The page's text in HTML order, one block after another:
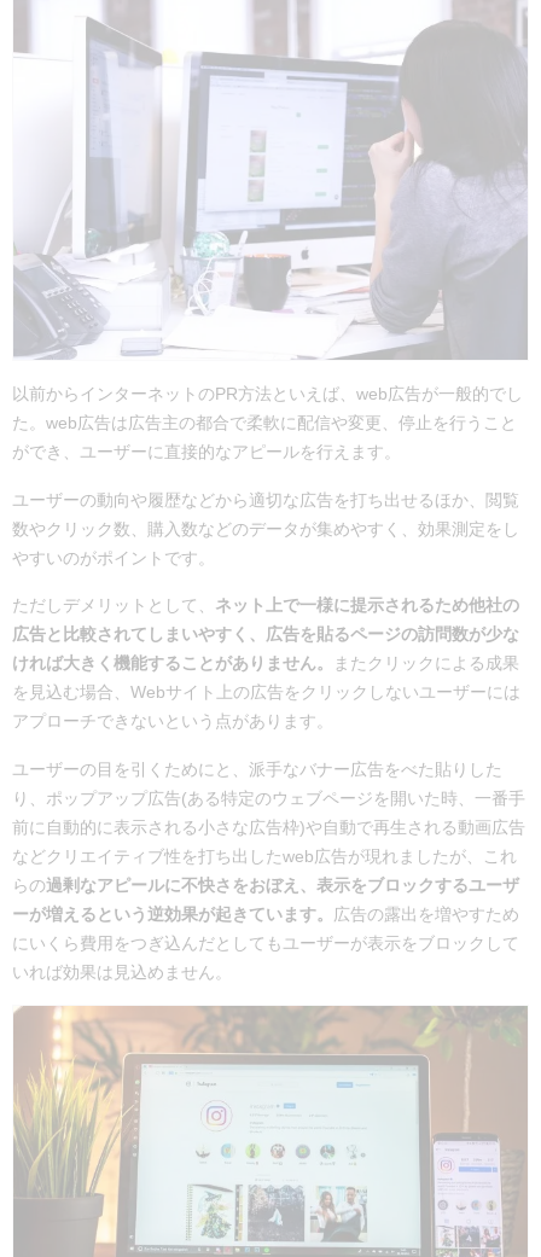
以前からインターネットのPR方法といえば、web広告が一般的でし
た。 web広告は広告主の都合で柔軟に配信や変更、停止を行うこと
ができ、ユーザーに直接的なアピールを行えます。
ユーザーの動向や履歴などから適切な広告を打ち出せるほか、閲覧
数やクリック数、購入数などのデータが集めやすく、効果測定をし
やすいのがポイントです。
ただしデメリットとして、 ネット上で一様に提示されるため他社の
広告と比較されてしまいやすく、広告を貼るページの訪問数が少な
ければ大きく機能することがありません。
またクリックによる成果
を見込む場合、 Webサイト上の広告をクリックしないユーザーには
アプローチできないという点があります。
ユーザーの目を引くためにと、派手なバナー広告をべた貼りした
り、ポップアップ広告(ある特定のウェブページを開いた時、一番手
前に自動的に表示される小さな広告枠)や自動で再生される動画広告
などクリエイティブ性を打ち出したweb広告が現れましたが、これ
らの過剰なアピールに不快さをおぼえ、表示をブロックするユーザ
ーが増えるという逆効果が起きています。
広告の露出を増やすため
にいくら費用をつぎ込んだとしてもユーザーが表示をブロックして
いれば効果は見込めません。